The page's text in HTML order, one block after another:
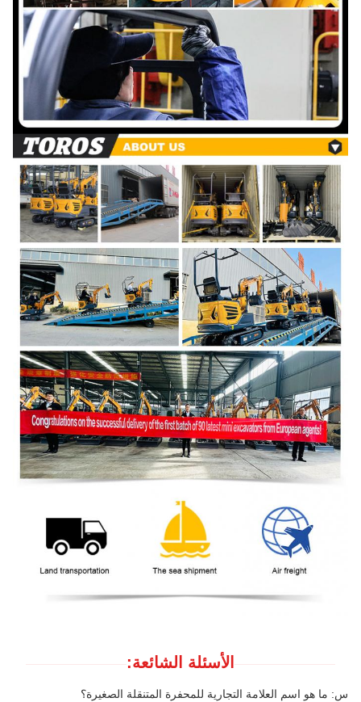
الأسئلة الشائعة:
س: ما هو اسم العلامة التجارية للمحفرة المتنقلة الصغيرة؟